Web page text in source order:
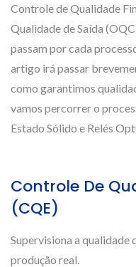
Controle de Qualidade
Qualidade de Saída
passam por cada
artigo irá passar
como garantimos
vamos percorrer o
Estado Sólido e Relés
Controle De
(CQE)
Supervisiona a qualidade
produção real.